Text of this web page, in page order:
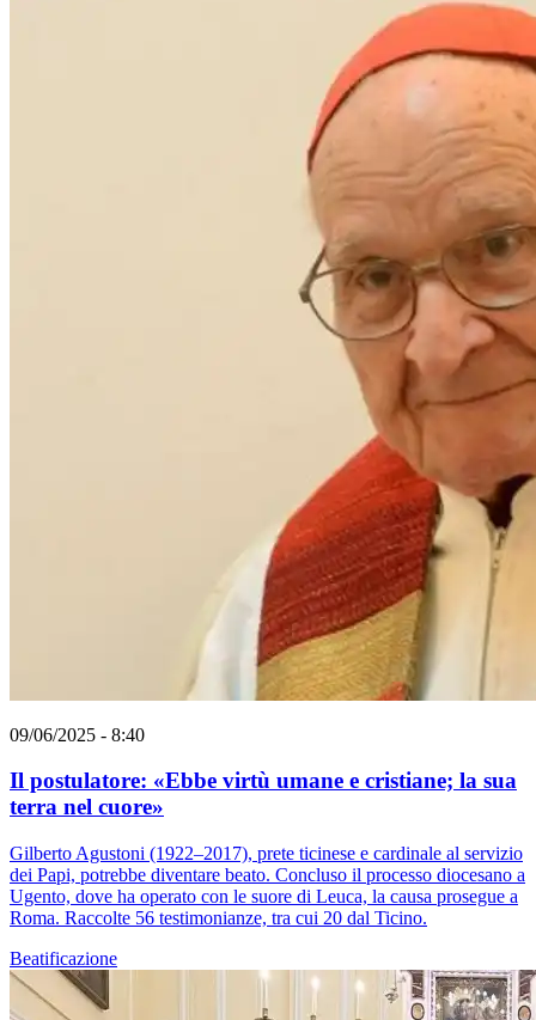
09/06/2025 - 8:40
Il postulatore: «Ebbe virtù umane e cristiane; la sua
terra nel cuore»
Gilberto Agustoni (1922–2017), prete ticinese e cardinale al servizio
dei Papi, potrebbe diventare beato. Concluso il processo diocesano a
Ugento, dove ha operato con le suore di Leuca, la causa prosegue a
Roma. Raccolte 56 testimonianze, tra cui 20 dal Ticino.
Beatificazione